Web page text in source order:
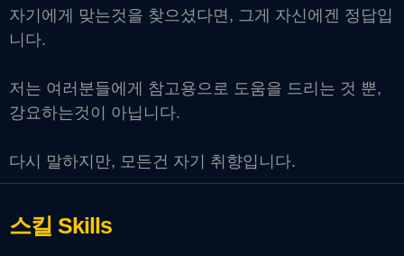
자기에게 맞는것을 찾으셨다면, 그게 자신에겐 정답입
니다.
저는 여러분들에게 참고용으로 도움을 드리는 것 뿐,
강요하는것이 아닙니다.
다시 말하지만, 모든건 자기 취향입니다.
스킬 Skills